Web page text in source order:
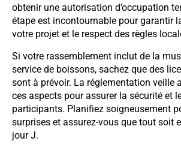
obtenir une autorisation d’occupation
étape est incontournable pour garantir
votre projet et le respect des règles
Si votre rassemblement inclut de la
service de boissons, sachez que des
sont à prévoir. La réglementation veille
ces aspects pour assurer la sécurité et
participants. Planifiez soigneusement
surprises et assurez-vous que tout soit
jour J.